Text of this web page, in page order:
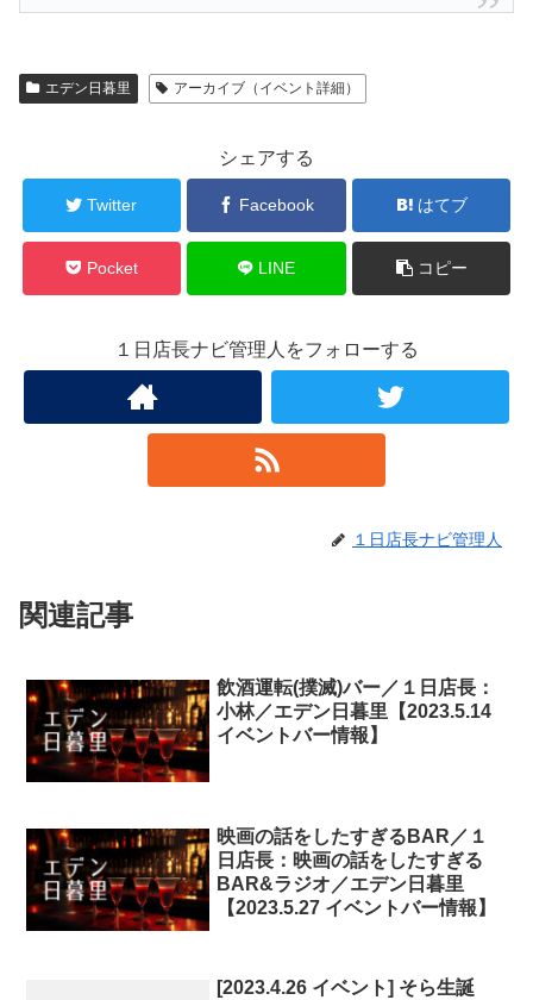
エデン日暮里 アーカイブ（イベント詳細）
シェアする
Twitter Facebook はてブ
Pocket LINE コピー
１日店長ナビ管理人をフォローする
１日店長ナビ管理人
関連記事
飲酒運転(撲滅)バー／１日店長：
小林／エデン日暮里【2023.5.14
イベントバー情報】
映画の話をしたすぎるBAR／１
日店長：映画の話をしたすぎる
BAR&ラジオ／エデン日暮里
【2023.5.27 イベントバー情報】
[2023.4.26 イベント] そら生誕